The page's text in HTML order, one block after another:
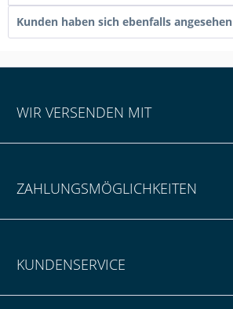
Kunden haben sich ebenfalls angesehen
WIR VERSENDEN MIT
ZAHLUNGSMÖGLICHKEITEN
KUNDENSERVICE